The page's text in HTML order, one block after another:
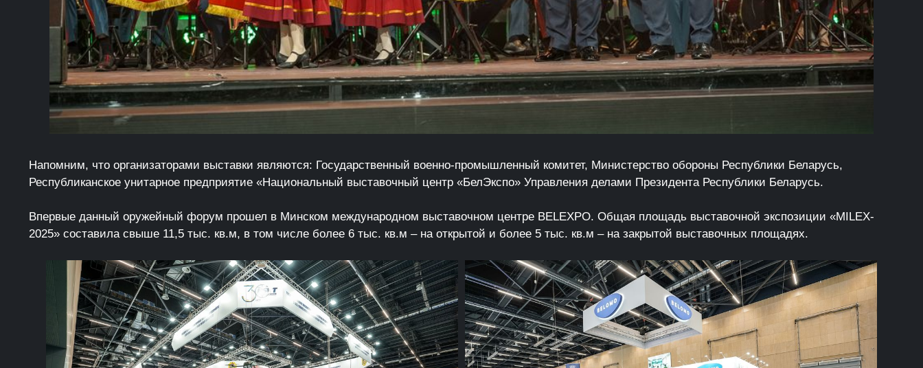
Напомним, что организаторами выставки являются: Государственный военно-промышленный комитет, Министерство обороны Республики Беларусь,
Республиканское унитарное предприятие «Национальный выставочный центр «БелЭкспо» Управления делами Президента Республики Беларусь.
Впервые данный оружейный форум прошел в Минском международном выставочном центре BELEXPO. Общая площадь выставочной экспозиции «MILEX-
2025» составила свыше 11,5 тыс. кв.м, в том числе более 6 тыс. кв.м – на открытой и более 5 тыс. кв.м – на закрытой выставочных площадях.